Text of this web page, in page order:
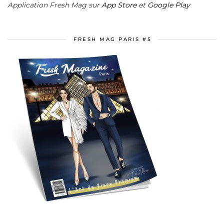
Application Fresh Mag surApp Storeet Google Play
FRESH MAG PARIS #5